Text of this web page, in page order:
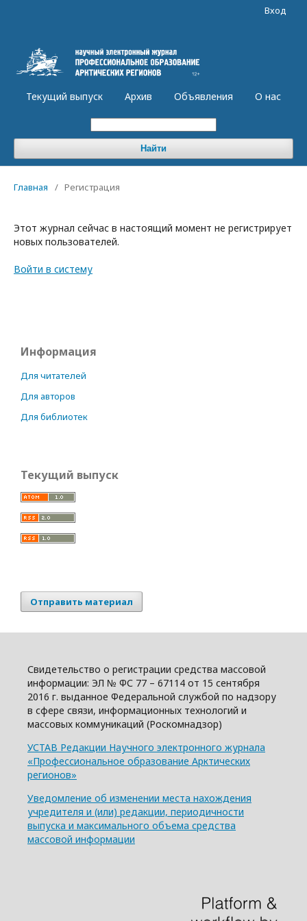
Текущий выпуск Архив Объявления О нас
Найти
Вход
Главная / Регистрация
Этот журнал сейчас в настоящий момент не регистрирует
новых пользователей.
Войти в систему
Информация
Для читателей
Для авторов
Для библиотек
Текущий выпуск
Отправить материал
Свидетельство о регистрации средства массовой
информации: ЭЛ № ФС 77 – 67114 от 15 сентября
2016 г. выданное Федеральной службой по надзору
в сфере связи, информационных технологий и
массовых коммуникаций (Роскомнадзор)
УСТАВ Редакции Научного электронного журнала
«Профессиональное образование Арктических
регионов»
Уведомление об изменении места нахождения
учредителя и (или) редакции, периодичности
выпуска и максимального объема средства
массовой информации